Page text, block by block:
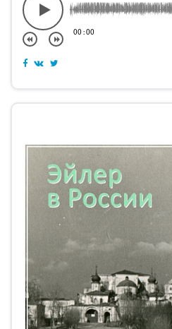
00:00